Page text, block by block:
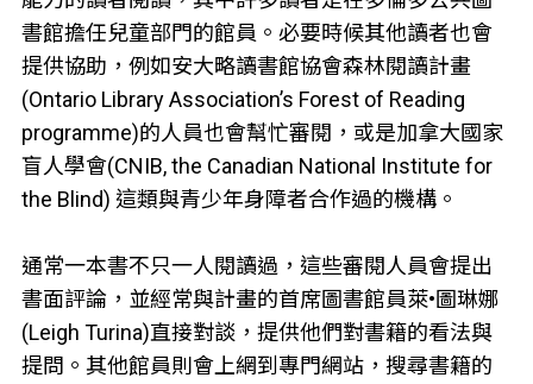
書館擔任兒童部門的館員。必要時候其他讀者也會
提供協助，例如安大略讀書館協會森林閱讀計畫
(Ontario Library Association’s Forest of Reading
programme)的人員也會幫忙審閱，或是加拿大國家
盲人學會(CNIB, the Canadian National Institute for
the Blind) 這類與青少年身障者合作過的機構。
通常一本書不只一人閱讀過，這些審閱人員會提出
書面評論，並經常與計畫的首席圖書館員萊•圖琳娜
(Leigh Turina)直接對談，提供他們對書籍的看法與
提問。其他館員則會上網到專門網站，搜尋書籍的